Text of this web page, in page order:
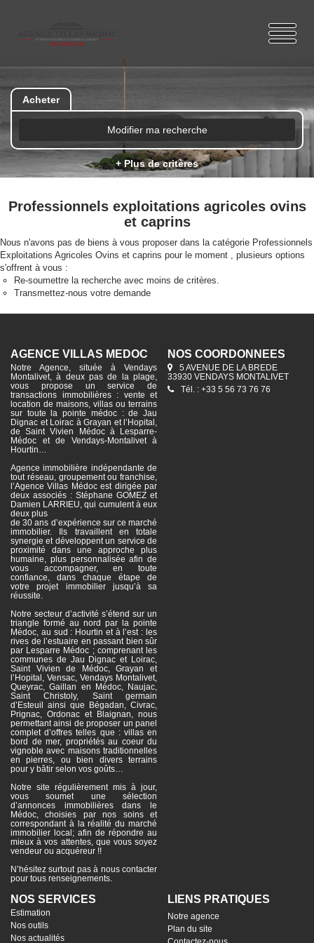
Acheter
Modifier ma recherche
+ Plus de critères
Professionnels exploitations agricoles ovins
et caprins
Nous n'avons pas de biens à vous proposer dans la catégorie Professionnels
Exploitations Agricoles Ovins et caprins pour le moment , plusieurs options
s'offrent à vous :
Re-soumettre la recherche avec moins de critères.
Transmettez-nous votre demande
AGENCE VILLAS MÉDOC
Notre Agence, située à Vendays
Montalivet, à deux pas de la plage,
vous propose un service de
transactions immobilières : vente et
location de maisons, villas ou terrains
sur toute la pointe médoc : de Jau
Dignac et Loirac à Grayan et l’Hopital,
de Saint Vivien Médoc à Lesparre-
Médoc et de Vendays-Montalivet à
Hourtin…
Agence immobilière indépendante de
tout réseau, groupement ou franchise,
l’Agence Villas Médoc est dirigée par
deux associés : Stéphane GOMEZ et
Damien LARRIEU, qui cumulent à eux
deux plus
de 30 ans d’expérience sur ce marché
immobilier. Ils travaillent en totale
synergie et développent un service de
proximité dans une approche plus
humaine, plus personnalisée afin de
vous accompagner, en toute
confiance, dans chaque étape de
votre projet immobilier jusqu’à sa
réussite.
Notre secteur d’activité s’étend sur un
triangle formé au nord par la pointe
Médoc, au sud : Hourtin et à l’est : les
rives de l’estuaire en passant bien sûr
par Lesparre Médoc ; comprenant les
communes de Jau Dignac et Loirac,
Saint Vivien de Médoc, Grayan et
l’Hopital, Vensac, Vendays Montalivet,
Queyrac, Gaillan en Médoc, Naujac,
Saint Christoly, Saint germain
d’Esteuil ainsi que Bégadan, Civrac,
Prignac, Ordonac et Blaignan, nous
permettant ainsi de proposer un panel
complet d’offres telles que : villas en
bord de mer, propriétés au coeur du
vignoble avec maisons traditionnelles
en pierres, ou bien divers terrains
pour y bâtir selon vos goûts…
Notre site régulièrement mis à jour,
vous soumet une sélection
d’annonces immobilières dans le
Médoc, choisies par nos soins et
correspondant à la réalité du marché
immobilier local; afin de répondre au
mieux à vos attentes, que vous soyez
vendeur ou acquéreur !!
N’hésitez surtout pas à nous contacter
pour tous renseignements.
NOS COORDONNÉES
5 AVENUE DE LA BREDE
33930 VENDAYS MONTALIVET
Tél. : +33 5 56 73 76 76
NOS SERVICES
Estimation
Nos outils
Nos actualités
LIENS PRATIQUES
Notre agence
Plan du site